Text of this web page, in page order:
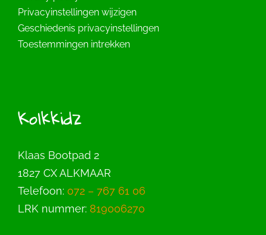
Privacyinstellingen wijzigen
Geschiedenis privacyinstellingen
Toestemmingen intrekken
Kolkkidz
Klaas Bootpad 2
1827 CX ALKMAAR
Telefoon: 072 – 767 61 06
LRK nummer: 819006270